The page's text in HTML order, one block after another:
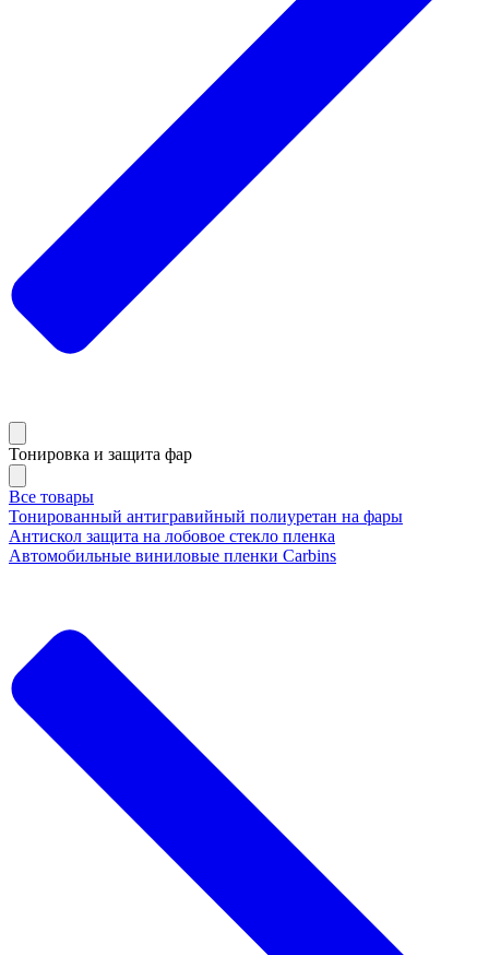
Тонировка и защита фар
Все товары
Тонированный антигравийный полиуретан на фары
Антискол защита на лобовое стекло пленка
Автомобильные виниловые пленки Carbins